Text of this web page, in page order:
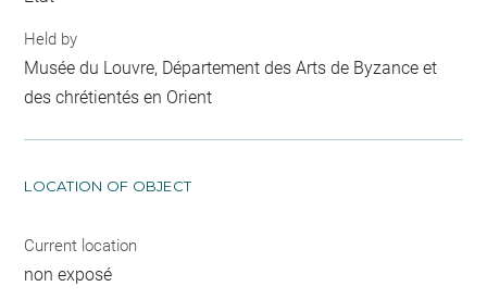
Held by
Musée du Louvre, Département des Arts de Byzance et
des chrétientés en Orient
LOCATION OF OBJECT
Current location
non exposé